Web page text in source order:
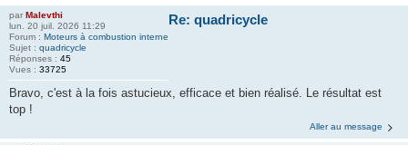
c
par Malevthi
lun. 20 juil. 2026 11:29
Forum : Moteurs à combustion interne
Sujet : quadricycle
Réponses : 45
Vues : 33725
Re: quadricycle
Bravo, c'est à la fois astucieux, efficace et bien réalisé. Le résultat est
top !
Aller au message